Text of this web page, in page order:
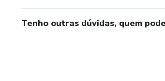
Tenho outras dúvidas, quem